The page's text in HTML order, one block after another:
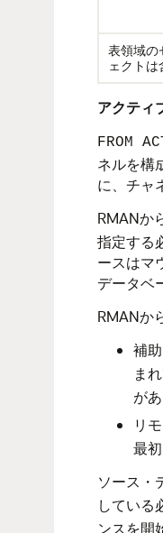
表領域の
ェクト
アクティ
FROM
ネルを構
に、チャ
RMANか
指定する
ースはマ
データベ
RMANか
補
ま
が
リ
最
ソース・
している
ンスを開